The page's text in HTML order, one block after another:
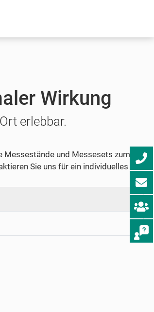
Wirkung
erlebbar.
Messestände und Messesets zum
Sie uns für ein individuelles